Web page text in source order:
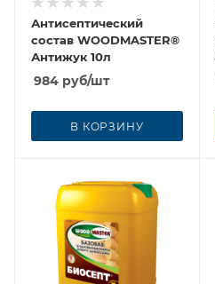
Антисептический
состав WOODMASTER®
Антижук 10л
984 руб/шт
В КОРЗИНУ